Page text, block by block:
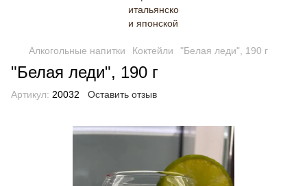
Алкогольные напитки Коктейли "Белая леди", 190 г
"Белая леди", 190 г
Артикул: 20032 Оставить отзыв